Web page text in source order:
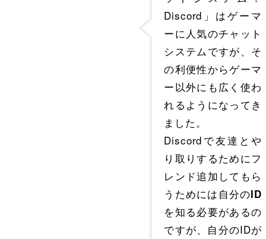
Discord」はゲーマ
ーに人気のチャット
システムですが、そ
の利便性からゲーマ
ー以外にも広く使わ
れるようになってき
ました。
Discordで友達とや
り取りするためにフ
レンド追加してもら
うためには自分のID
を知る必要があるの
ですが、自分のIDが